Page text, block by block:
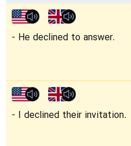
He declined to answer.
I declined their invitation.